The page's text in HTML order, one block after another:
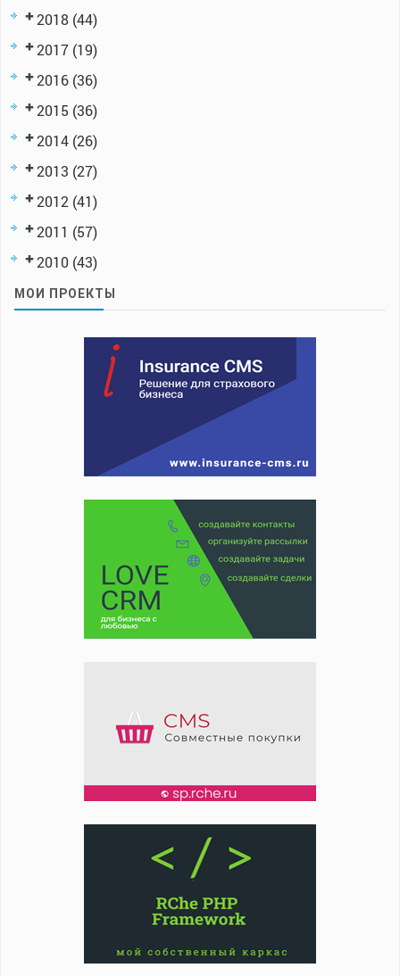
2018 (44)
2017 (19)
2016 (36)
2015 (36)
2014 (26)
2013 (27)
2012 (41)
2011 (57)
2010 (43)
МОИ ПРОЕКТЫ